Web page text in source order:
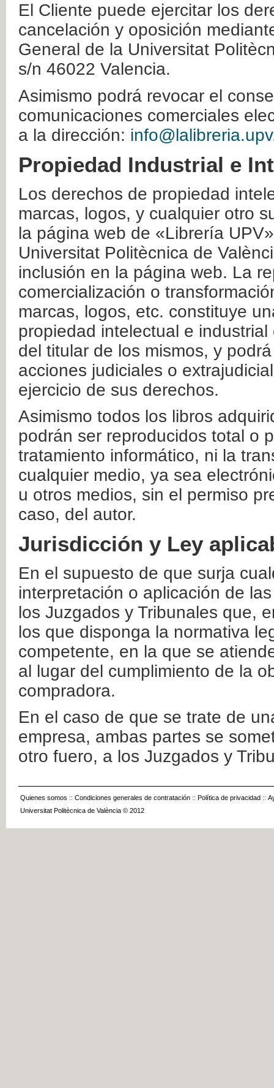
El Cliente puede ejercitar los
cancelación y oposición
General de la Universitat
s/n 46022 Valencia.
Asimismo podrá revocar el
comunicaciones comerciales
a la dirección:
Propiedad Industrial e
Los derechos de propiedad
marcas, logos, y cualquier otro
la página web de «Librería
Universitat Politècnica de
inclusión en la página web. La
comercialización o
marcas, logos, etc. constituye
propiedad intelectual e
del titular de los mismos, y
acciones judiciales o
ejercicio de sus derechos.
Asimismo todos los libros
podrán ser reproducidos total o
tratamiento informático, ni la
cualquier medio, ya sea
u otros medios, sin el permiso
caso, del autor.
Jurisdicción y Ley
En el supuesto de que surja
interpretación o aplicación de
los Juzgados y Tribunales que,
los que disponga la normativa
competente, en la que se
al lugar del cumplimiento de la
compradora.
En el caso de que se trate de
empresa, ambas partes se
otro fuero, a los Juzgados y
Quienes somos :: Condiciones generales de contratación :: Política de privacidad ::
Universitat Politècnica de València © 2012